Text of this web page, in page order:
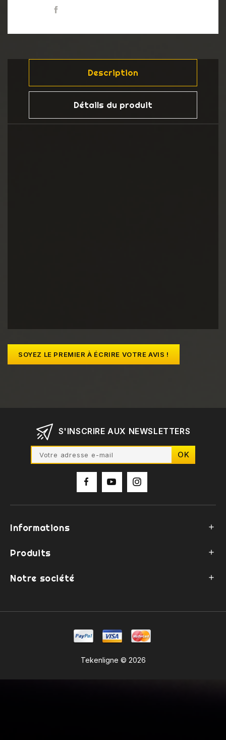
Description
Détails du produit
SOYEZ LE PREMIER À ÉCRIRE VOTRE AVIS !
S'INSCRIRE AUX NEWSLETTERS
Informations 
Produits 
Notre société 
Tekenligne © 2026